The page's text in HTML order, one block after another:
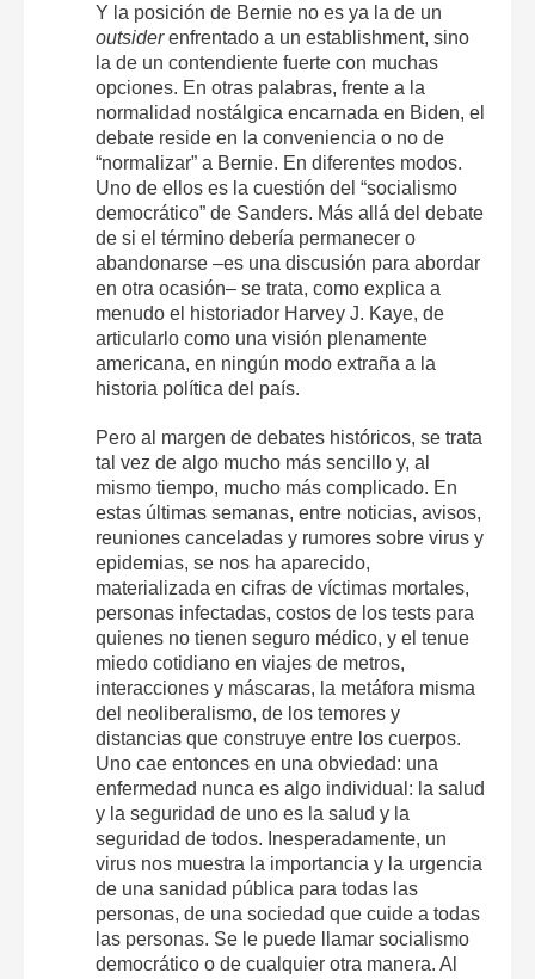
Y la posición de Bernie no es ya la de un
outsiderenfrentado a un establishment, sino
la de un contendiente fuerte con muchas
opciones. En otras palabras, frente a la
normalidad nostálgica encarnada en Biden, el
debate reside en la conveniencia o no de
“normalizar” a Bernie. En diferentes modos.
Uno de ellos es la cuestión del “socialismo
democrático” de Sanders. Más allá del debate
de si el término debería permanecer o
abandonarse –es una discusión para abordar
en otra ocasión– se trata, como explica a
menudo el historiador Harvey J. Kaye, de
articularlo como una visión plenamente
americana, en ningún modo extraña a la
historia política del país.
Pero al margen de debates históricos, se trata
tal vez de algo mucho más sencillo y, al
mismo tiempo, mucho más complicado. En
estas últimas semanas, entre noticias, avisos,
reuniones canceladas y rumores sobre virus y
epidemias, se nos ha aparecido,
materializada en cifras de víctimas mortales,
personas infectadas, costos de los tests para
quienes no tienen seguro médico, y el tenue
miedo cotidiano en viajes de metros,
interacciones y máscaras, la metáfora misma
del neoliberalismo, de los temores y
distancias que construye entre los cuerpos.
Uno cae entonces en una obviedad: una
enfermedad nunca es algo individual: la salud
y la seguridad de uno es la salud y la
seguridad de todos. Inesperadamente, un
virus nos muestra la importancia y la urgencia
de una sanidad pública para todas las
personas, de una sociedad que cuide a todas
las personas. Se le puede llamar socialismo
democrático o de cualquier otra manera. Al